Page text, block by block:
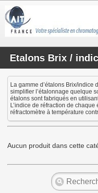
Etalons Brix /
La gamme d’étalons Brix/indice
simplifier l’étalonnage quelque
étalons sont fabriqués en
L’indice de réfraction de
réfractomètre à température
Aucun produit dans cette